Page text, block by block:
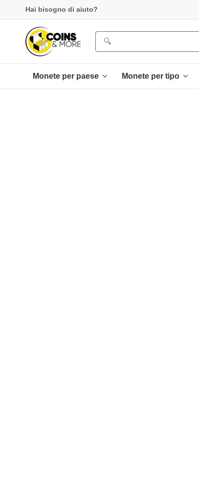
Hai bisogno di aiuto?
Monete per paese Monete per tipo